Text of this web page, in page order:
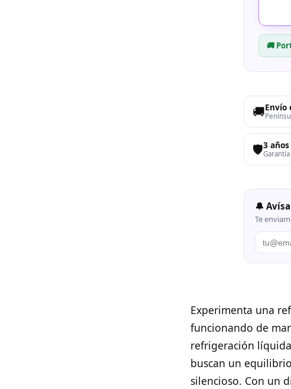
🚚
🚚Envío
🛡️3
Garantía
🔔
Te
Experimenta una
funcionando de
refrigeración
buscan un
silencioso. Con un